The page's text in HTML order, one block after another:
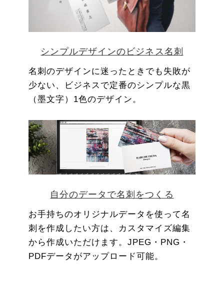
シンプルデザインのビジネス名刺
名刺のデザインに迷ったときでも失敗が
少ない、ビジネスで定番のシンプルな黒
（墨文字）1色のデザイン。
自分のデータで名刺をつくる
お手持ちのオリジナルデータを使って名
刺を作成したい方は、カスタマイズ編集
から作成いただけます。JPEG・PNG・
PDFデータがアップロード可能。